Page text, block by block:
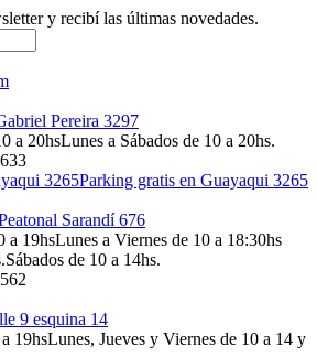
y recibí las últimas novedades.
Pereira 3297
Lunes a Sábados de 10 a 20hs.
Parking gratis en Guayaqui 3265
Sarandí 676
Lunes a Viernes de 10 a 18:30hs
Sábados de 10 a 14hs.
9 esquina 14
Lunes, Jueves y Viernes de 10 a 14 y